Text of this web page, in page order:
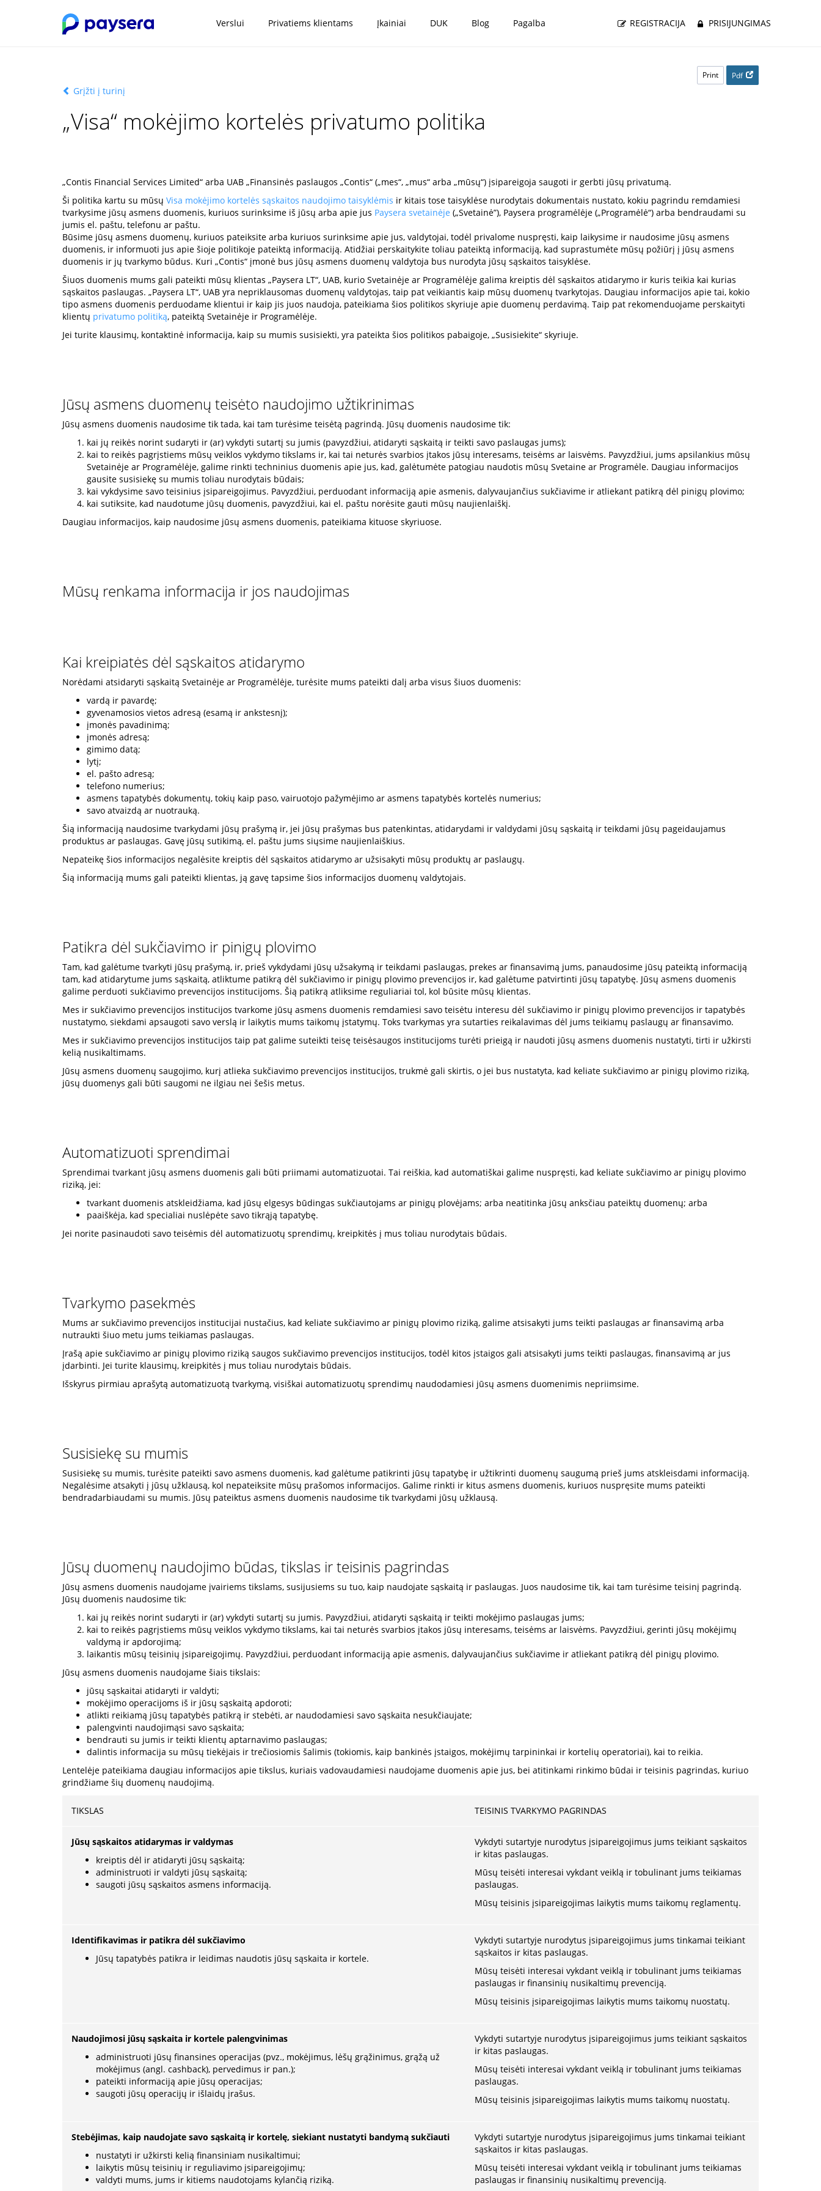
Verslui Privatiems klientams Įkainiai DUK Blog Pagalba REGISTRACIJA PRISIJUNGIMAS
Print Pdf
Grįžti į turinį
„Visa“ mokėjimo kortelės privatumo politika
„Contis Financial Services Limited“ arba UAB „Finansinės paslaugos „Contis“ („mes“, „mus“ arba „mūsų“) įsipareigoja saugoti ir gerbti jūsų privatumą.
Ši politika kartu su mūsų Visa mokėjimo kortelės sąskaitos naudojimo taisyklėmis ir kitais tose taisyklėse nurodytais dokumentais nustato, kokiu pagrindu remdamiesi
tvarkysime jūsų asmens duomenis, kuriuos surinksime iš jūsų arba apie jus Paysera svetainėje („Svetainė”), Paysera programėlėje („Programėlė“) arba bendraudami su
jumis el. paštu, telefonu ar paštu.
Būsime jūsų asmens duomenų, kuriuos pateiksite arba kuriuos surinksime apie jus, valdytojai, todėl privalome nuspręsti, kaip laikysime ir naudosime jūsų asmens
duomenis, ir informuoti jus apie šioje politikoje pateiktą informaciją. Atidžiai perskaitykite toliau pateiktą informaciją, kad suprastumėte mūsų požiūrį į jūsų asmens
duomenis ir jų tvarkymo būdus. Kuri „Contis“ įmonė bus jūsų asmens duomenų valdytoja bus nurodyta jūsų sąskaitos taisyklėse.
Šiuos duomenis mums gali pateikti mūsų klientas „Paysera LT“, UAB, kurio Svetainėje ar Programėlėje galima kreiptis dėl sąskaitos atidarymo ir kuris teikia kai kurias
sąskaitos paslaugas. „Paysera LT“, UAB yra nepriklausomas duomenų valdytojas, taip pat veikiantis kaip mūsų duomenų tvarkytojas. Daugiau informacijos apie tai, kokio
tipo asmens duomenis perduodame klientui ir kaip jis juos naudoja, pateikiama šios politikos skyriuje apie duomenų perdavimą. Taip pat rekomenduojame perskaityti
klientų privatumo politiką, pateiktą Svetainėje ir Programėlėje.
Jei turite klausimų, kontaktinė informacija, kaip su mumis susisiekti, yra pateikta šios politikos pabaigoje, „Susisiekite“ skyriuje.
Jūsų asmens duomenų teisėto naudojimo užtikrinimas
Jūsų asmens duomenis naudosime tik tada, kai tam turėsime teisėtą pagrindą. Jūsų duomenis naudosime tik:
kai jų reikės norint sudaryti ir (ar) vykdyti sutartį su jumis (pavyzdžiui, atidaryti sąskaitą ir teikti savo paslaugas jums);
kai to reikės pagrįstiems mūsų veiklos vykdymo tikslams ir, kai tai neturės svarbios įtakos jūsų interesams, teisėms ar laisvėms. Pavyzdžiui, jums apsilankius mūsų
Svetainėje ar Programėlėje, galime rinkti techninius duomenis apie jus, kad, galėtumėte patogiau naudotis mūsų Svetaine ar Programėle. Daugiau informacijos
gausite susisiekę su mumis toliau nurodytais būdais;
kai vykdysime savo teisinius įsipareigojimus. Pavyzdžiui, perduodant informaciją apie asmenis, dalyvaujančius sukčiavime ir atliekant patikrą dėl pinigų plovimo;
kai sutiksite, kad naudotume jūsų duomenis, pavyzdžiui, kai el. paštu norėsite gauti mūsų naujienlaiškį.
Daugiau informacijos, kaip naudosime jūsų asmens duomenis, pateikiama kituose skyriuose.
Mūsų renkama informacija ir jos naudojimas
Kai kreipiatės dėl sąskaitos atidarymo
Norėdami atsidaryti sąskaitą Svetainėje ar Programėlėje, turėsite mums pateikti dalį arba visus šiuos duomenis:
vardą ir pavardę;
gyvenamosios vietos adresą (esamą ir ankstesnį);
įmonės pavadinimą;
įmonės adresą;
gimimo datą;
lytį;
el. pašto adresą;
telefono numerius;
asmens tapatybės dokumentų, tokių kaip paso, vairuotojo pažymėjimo ar asmens tapatybės kortelės numerius;
savo atvaizdą ar nuotrauką.
Šią informaciją naudosime tvarkydami jūsų prašymą ir, jei jūsų prašymas bus patenkintas, atidarydami ir valdydami jūsų sąskaitą ir teikdami jūsų pageidaujamus
produktus ar paslaugas. Gavę jūsų sutikimą, el. paštu jums siųsime naujienlaiškius.
Nepateikę šios informacijos negalėsite kreiptis dėl sąskaitos atidarymo ar užsisakyti mūsų produktų ar paslaugų.
Šią informaciją mums gali pateikti klientas, ją gavę tapsime šios informacijos duomenų valdytojais.
Patikra dėl sukčiavimo ir pinigų plovimo
Tam, kad galėtume tvarkyti jūsų prašymą, ir, prieš vykdydami jūsų užsakymą ir teikdami paslaugas, prekes ar finansavimą jums, panaudosime jūsų pateiktą informaciją
tam, kad atidarytume jums sąskaitą, atliktume patikrą dėl sukčiavimo ir pinigų plovimo prevencijos ir, kad galėtume patvirtinti jūsų tapatybę. Jūsų asmens duomenis
galime perduoti sukčiavimo prevencijos institucijoms. Šią patikrą atliksime reguliariai tol, kol būsite mūsų klientas.
Mes ir sukčiavimo prevencijos institucijos tvarkome jūsų asmens duomenis remdamiesi savo teisėtu interesu dėl sukčiavimo ir pinigų plovimo prevencijos ir tapatybės
nustatymo, siekdami apsaugoti savo verslą ir laikytis mums taikomų įstatymų. Toks tvarkymas yra sutarties reikalavimas dėl jums teikiamų paslaugų ar finansavimo.
Mes ir sukčiavimo prevencijos institucijos taip pat galime suteikti teisę teisėsaugos institucijoms turėti prieigą ir naudoti jūsų asmens duomenis nustatyti, tirti ir užkirsti
kelią nusikaltimams.
Jūsų asmens duomenų saugojimo, kurį atlieka sukčiavimo prevencijos institucijos, trukmė gali skirtis, o jei bus nustatyta, kad keliate sukčiavimo ar pinigų plovimo riziką,
jūsų duomenys gali būti saugomi ne ilgiau nei šešis metus.
Automatizuoti sprendimai
Sprendimai tvarkant jūsų asmens duomenis gali būti priimami automatizuotai. Tai reiškia, kad automatiškai galime nuspręsti, kad keliate sukčiavimo ar pinigų plovimo
riziką, jei:
tvarkant duomenis atskleidžiama, kad jūsų elgesys būdingas sukčiautojams ar pinigų plovėjams; arba neatitinka jūsų anksčiau pateiktų duomenų; arba
paaiškėja, kad specialiai nuslėpėte savo tikrąją tapatybę.
Jei norite pasinaudoti savo teisėmis dėl automatizuotų sprendimų, kreipkitės į mus toliau nurodytais būdais.
Tvarkymo pasekmės
Mums ar sukčiavimo prevencijos institucijai nustačius, kad keliate sukčiavimo ar pinigų plovimo riziką, galime atsisakyti jums teikti paslaugas ar finansavimą arba
nutraukti šiuo metu jums teikiamas paslaugas.
Įrašą apie sukčiavimo ar pinigų plovimo riziką saugos sukčiavimo prevencijos institucijos, todėl kitos įstaigos gali atsisakyti jums teikti paslaugas, finansavimą ar jus
įdarbinti. Jei turite klausimų, kreipkitės į mus toliau nurodytais būdais.
Išskyrus pirmiau aprašytą automatizuotą tvarkymą, visiškai automatizuotų sprendimų naudodamiesi jūsų asmens duomenimis nepriimsime.
Susisiekę su mumis
Susisiekę su mumis, turėsite pateikti savo asmens duomenis, kad galėtume patikrinti jūsų tapatybę ir užtikrinti duomenų saugumą prieš jums atskleisdami informaciją.
Negalėsime atsakyti į jūsų užklausą, kol nepateiksite mūsų prašomos informacijos. Galime rinkti ir kitus asmens duomenis, kuriuos nuspręsite mums pateikti
bendradarbiaudami su mumis. Jūsų pateiktus asmens duomenis naudosime tik tvarkydami jūsų užklausą.
Jūsų duomenų naudojimo būdas, tikslas ir teisinis pagrindas
Jūsų asmens duomenis naudojame įvairiems tikslams, susijusiems su tuo, kaip naudojate sąskaitą ir paslaugas. Juos naudosime tik, kai tam turėsime teisinį pagrindą.
Jūsų duomenis naudosime tik:
kai jų reikės norint sudaryti ir (ar) vykdyti sutartį su jumis. Pavyzdžiui, atidaryti sąskaitą ir teikti mokėjimo paslaugas jums;
kai to reikės pagrįstiems mūsų veiklos vykdymo tikslams, kai tai neturės svarbios įtakos jūsų interesams, teisėms ar laisvėms. Pavyzdžiui, gerinti jūsų mokėjimų
valdymą ir apdorojimą;
laikantis mūsų teisinių įsipareigojimų. Pavyzdžiui, perduodant informaciją apie asmenis, dalyvaujančius sukčiavime ir atliekant patikrą dėl pinigų plovimo.
Jūsų asmens duomenis naudojame šiais tikslais:
jūsų sąskaitai atidaryti ir valdyti;
mokėjimo operacijoms iš ir jūsų sąskaitą apdoroti;
atlikti reikiamą jūsų tapatybės patikrą ir stebėti, ar naudodamiesi savo sąskaita nesukčiaujate;
palengvinti naudojimąsi savo sąskaita;
bendrauti su jumis ir teikti klientų aptarnavimo paslaugas;
dalintis informacija su mūsų tiekėjais ir trečiosiomis šalimis (tokiomis, kaip bankinės įstaigos, mokėjimų tarpininkai ir kortelių operatoriai), kai to reikia.
Lentelėje pateikiama daugiau informacijos apie tikslus, kuriais vadovaudamiesi naudojame duomenis apie jus, bei atitinkami rinkimo būdai ir teisinis pagrindas, kuriuo
grindžiame šių duomenų naudojimą.
TIKSLAS TEISINIS TVARKYMO PAGRINDAS
Jūsų sąskaitos atidarymas ir valdymas
kreiptis dėl ir atidaryti jūsų sąskaitą;
administruoti ir valdyti jūsų sąskaitą;
saugoti jūsų sąskaitos asmens informaciją.
Vykdyti sutartyje nurodytus įsipareigojimus jums teikiant sąskaitos
ir kitas paslaugas.
Mūsų teisėti interesai vykdant veiklą ir tobulinant jums teikiamas
paslaugas.
Mūsų teisinis įsipareigojimas laikytis mums taikomų reglamentų.
Identifikavimas ir patikra dėl sukčiavimo
Jūsų tapatybės patikra ir leidimas naudotis jūsų sąskaita ir kortele.
Vykdyti sutartyje nurodytus įsipareigojimus jums tinkamai teikiant
sąskaitos ir kitas paslaugas.
Mūsų teisėti interesai vykdant veiklą ir tobulinant jums teikiamas
paslaugas ir finansinių nusikaltimų prevenciją.
Mūsų teisinis įsipareigojimas laikytis mums taikomų nuostatų.
Naudojimosi jūsų sąskaita ir kortele palengvinimas
administruoti jūsų finansines operacijas (pvz., mokėjimus, lėšų grąžinimus, grąžą už
mokėjimus (angl. cashback), pervedimus ir pan.);
pateikti informaciją apie jūsų operacijas;
saugoti jūsų operacijų ir išlaidų įrašus.
Vykdyti sutartyje nurodytus įsipareigojimus jums teikiant sąskaitos
ir kitas paslaugas.
Mūsų teisėti interesai vykdant veiklą ir tobulinant jums teikiamas
paslaugas.
Mūsų teisinis įsipareigojimas laikytis mums taikomų nuostatų.
Stebėjimas, kaip naudojate savo sąskaitą ir kortelę, siekiant nustatyti bandymą sukčiauti
nustatyti ir užkirsti kelią finansiniam nusikaltimui;
laikytis mūsų teisinių ir reguliavimo įsipareigojimų;
valdyti mums, jums ir kitiems naudotojams kylančią riziką.
Vykdyti sutartyje nurodytus įsipareigojimus jums tinkamai teikiant
sąskaitos ir kitas paslaugas.
Mūsų teisėti interesai vykdant veiklą ir tobulinant jums teikiamas
paslaugas ir finansinių nusikaltimų prevenciją.